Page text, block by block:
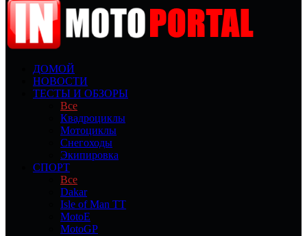
ДОМОЙ
НОВОСТИ
ТЕСТЫ И ОБЗОРЫ
Все
Квадроциклы
Мотоциклы
Снегоходы
Экипировка
СПОРТ
Все
Dakar
Isle of Man TT
MotoE
MotoGP